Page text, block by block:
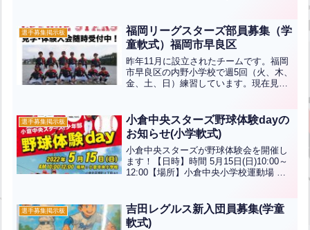
物：汗拭きタオル・水筒、持っている方
はグローブＨ...全文はクリック
選手募集掲示板
福岡リーグスターズ部員募集（学
童軟式）福岡市早良区
昨年11月に設立されたチームです。福岡
市早良区の内野小学校で週5回（火、木、
金、土、日）練習しています。現在見
＝＝＝＝＝＝＝＝＝＝＝＝＝＝＝＝＝＝
＝＝＝＝今日も記事を最...全文はクリッ
ク
選手募集掲示板
小倉中央スターズ野球体験dayの
お知らせ(小学軟式)
小倉中央スターズが野球体験会を開催し
ます！【日時】時間 5月15日(日)10:00～
12:00【場所】小倉中央小学校運動場 小
ドやグローブはお貸しします。 運...全文
はクリック
選手募集掲示板
吉田レグルス新入団員募集(学童
軟式)